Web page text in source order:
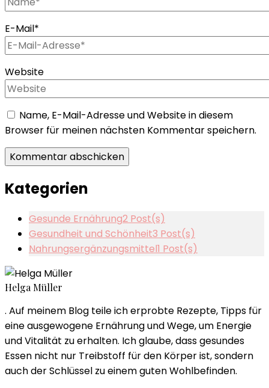
E-Mail*
Website
Name, E-Mail-Adresse und Website in diesem
Browser für meinen nächsten Kommentar speichern.
Kategorien
Gesunde Ernährung2 Post(s)
Gesundheit und Schönheit3 Post(s)
Nahrungsergänzungsmittel1 Post(s)
Helga Müller
. Auf meinem Blog teile ich erprobte Rezepte, Tipps für
eine ausgewogene Ernährung und Wege, um Energie
und Vitalität zu erhalten. Ich glaube, dass gesundes
Essen nicht nur Treibstoff für den Körper ist, sondern
auch der Schlüssel zu einem guten Wohlbefinden.